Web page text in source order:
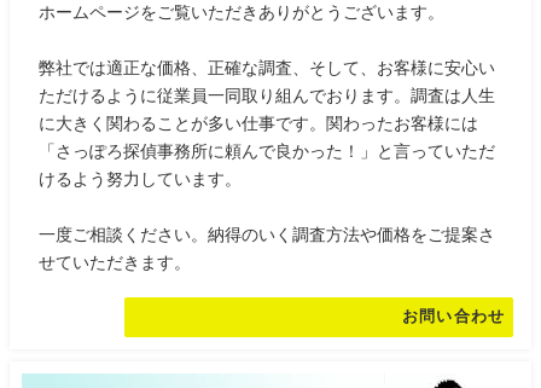
ホームページをご覧いただきありがとうございます。
弊社では適正な価格、正確な調査、そして、お客様に安心い
ただけるように従業員一同取り組んでおります。調査は人生
に大きく関わることが多い仕事です。関わったお客様には
「さっぽろ探偵事務所に頼んで良かった！」と言っていただ
けるよう努力しています。
一度ご相談ください。納得のいく調査方法や価格をご提案さ
せていただきます。
お問い合わせ